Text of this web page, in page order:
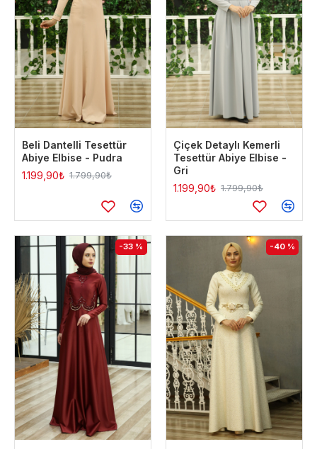
Beli Dantelli Tesettür
Abiye Elbise - Pudra
1.199,90₺ 1.799,90₺
Çiçek Detaylı Kemerli
Tesettür Abiye Elbise -
Gri
1.199,90₺ 1.799,90₺
-33 % -40 %